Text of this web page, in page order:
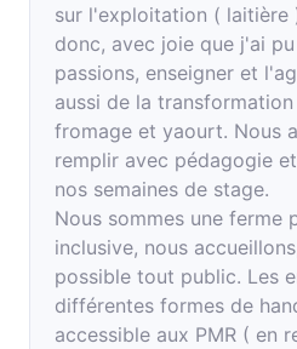
sur l'exploitation ( laitière
donc, avec joie que j'ai
passions, enseigner et
aussi de la
fromage et yaourt. Nous
remplir avec pédagogie
nos semaines de stage.
Nous sommes une ferme
inclusive, nous
possible tout public. Les
différentes formes de
accessible aux PMR ( en